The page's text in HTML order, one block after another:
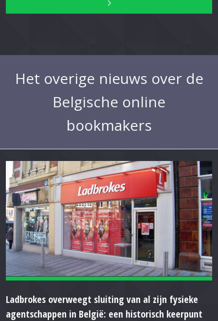
Het overige nieuws over de
Belgische online
bookmakers
Ladbrokes overweegt sluiting van al zijn fysieke
agentschappen in België: een historisch keerpunt